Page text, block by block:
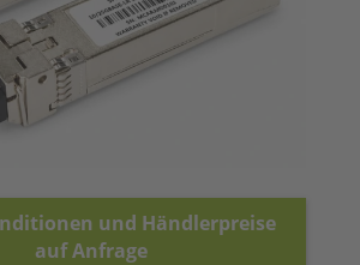
und Händlerpreise
auf Anfrage